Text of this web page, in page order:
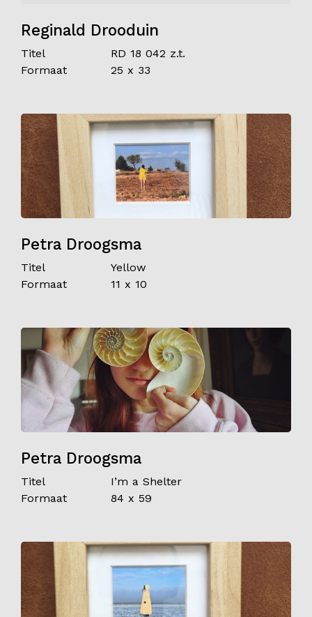
Reginald Drooduin
Titel
RD 18 042 z.t.
Formaat
25 x 33
Petra Droogsma
Titel
Yellow
Formaat
11 x 10
Petra Droogsma
Titel
I’m a Shelter
Formaat
84 x 59